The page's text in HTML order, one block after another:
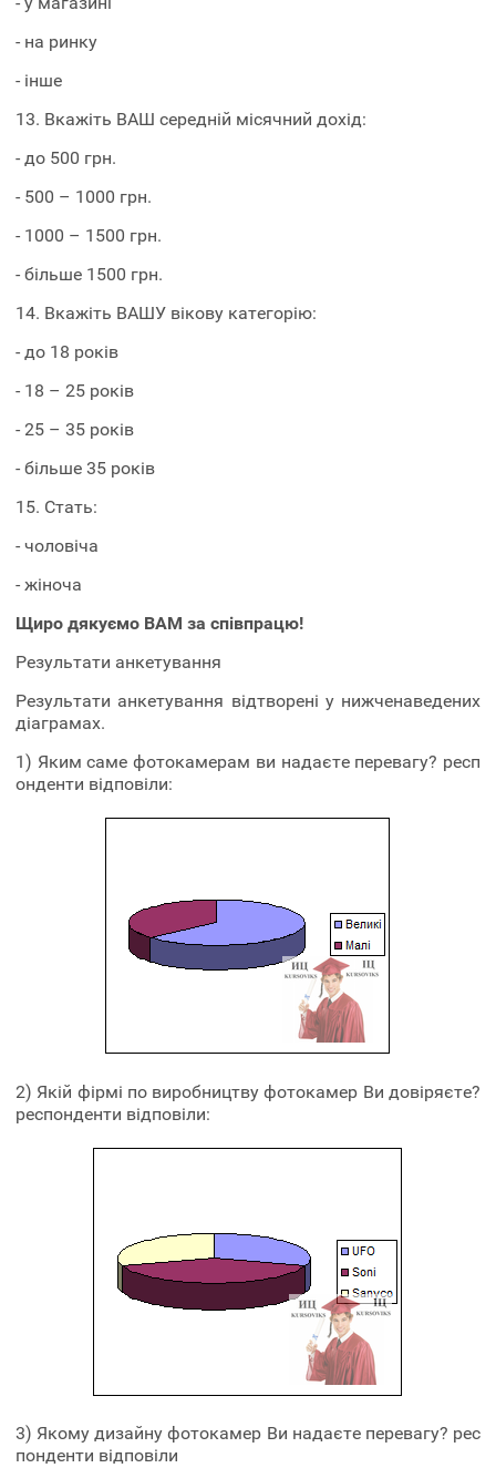
- на ринку
- інше
13. Вкажіть ВАШ середній місячний дохід:
- до 500 грн.
- 500 – 1000 грн.
- 1000 – 1500 грн.
- більше 1500 грн.
14. Вкажіть ВАШУ вікову категорію:
- до 18 років
- 18 – 25 років
- 25 – 35 років
- більше 35 років
15. Стать:
- чоловіча
- жіноча
Щиро дякуємо ВАМ за співпрацю!
Результати анкетування
Результати анкетування відтворені у нижченаведених
діаграмах.
1) Яким саме фотокамерам ви надаєте перевагу? респ
онденти відповіли:
2) Якій фірмі по виробництву фотокамер Ви довіряєте?
респонденти відповіли:
3) Якому дизайну фотокамер Ви надаєте перевагу? рес
понденти відповіли